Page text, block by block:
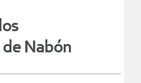
Nabón